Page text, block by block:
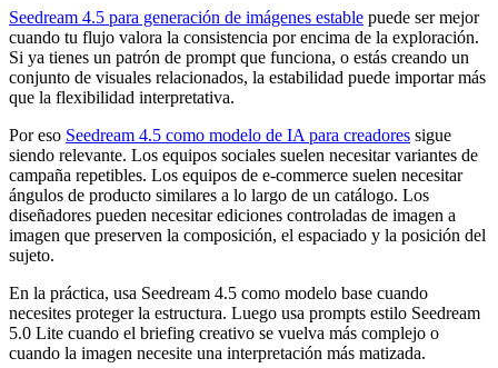
Seedream 4.5 para generación de imágenes estable puede ser mejor
cuando tu flujo valora la consistencia por encima de la exploración.
Si ya tienes un patrón de prompt que funciona, o estás creando un
conjunto de visuales relacionados, la estabilidad puede importar más
que la flexibilidad interpretativa.
Por eso Seedream 4.5 como modelo de IA para creadores sigue
siendo relevante. Los equipos sociales suelen necesitar variantes de
campaña repetibles. Los equipos de e-commerce suelen necesitar
ángulos de producto similares a lo largo de un catálogo. Los
diseñadores pueden necesitar ediciones controladas de imagen a
imagen que preserven la composición, el espaciado y la posición del
sujeto.
En la práctica, usa Seedream 4.5 como modelo base cuando
necesites proteger la estructura. Luego usa prompts estilo Seedream
5.0 Lite cuando el briefing creativo se vuelva más complejo o
cuando la imagen necesite una interpretación más matizada.